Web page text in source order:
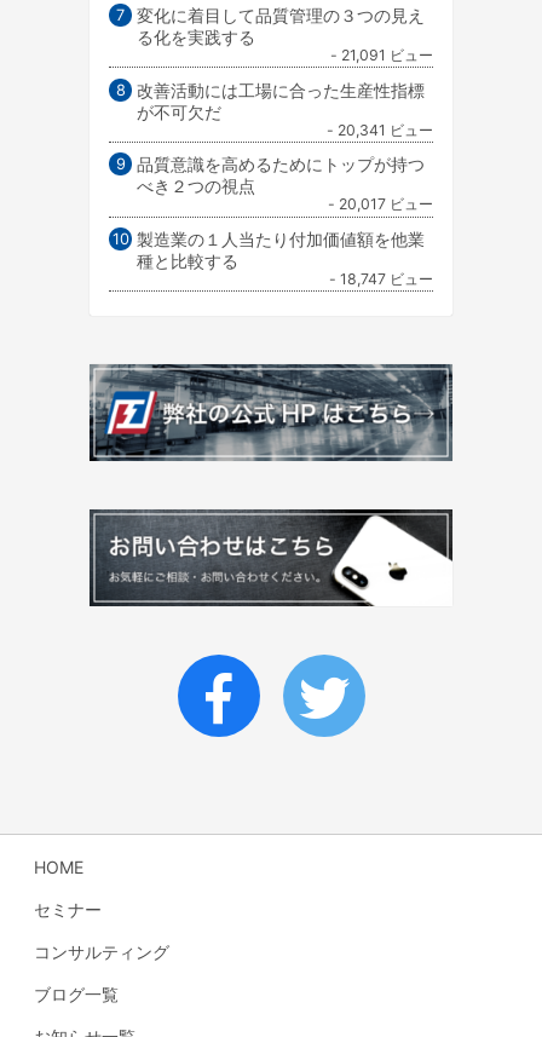
変化に着目して品質管理の３つの見え
る化を実践する
- 21,091 ビュー
改善活動には工場に合った生産性指標
が不可欠だ
- 20,341 ビュー
品質意識を高めるためにトップが持つ
べき２つの視点
- 20,017 ビュー
製造業の１人当たり付加価値額を他業
種と比較する
- 18,747 ビュー
HOME
セミナー
コンサルティング
ブログ一覧